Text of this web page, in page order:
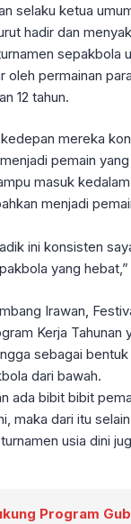
selaku ketua
hadir dan
sepakbola
oleh permainan
12 tahun.
mereka
pemain
masuk
menjadi
ini konsisten
yang
Irawan,
Kerja Tahunan
sebagai
dari bawah.
ada bibit bibit
maka dari itu
usia dini
Program